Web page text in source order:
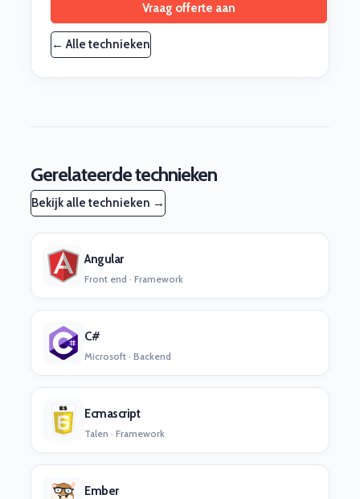
Vraag offerte aan
← Alle technieken
Gerelateerde technieken
Bekijk alle technieken →
Angular
Front end · Framework
C#
Microsoft · Backend
Ecmascript
Talen · Framework
Ember